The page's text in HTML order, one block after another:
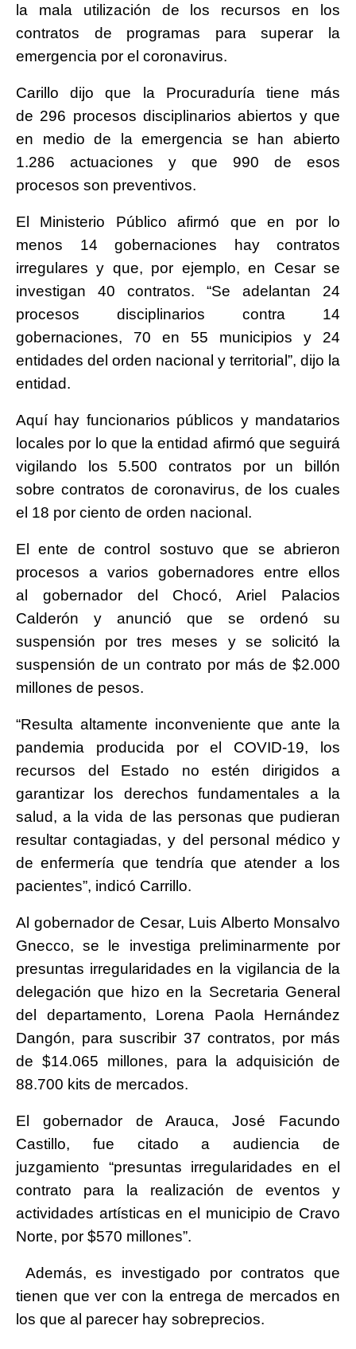
la mala utilización de los recursos en los
contratos de programas para superar la
emergencia por el coronavirus.
Carillo dijo que la Procuraduría tiene más
de 296 procesos disciplinarios abiertos y que
en medio de la emergencia se han abierto
1.286 actuaciones y que 990 de esos
procesos son preventivos.
El Ministerio Público afirmó que en por lo
menos 14 gobernaciones hay contratos
irregulares y que, por ejemplo, en Cesar se
investigan 40 contratos. “Se adelantan 24
procesos disciplinarios contra 14
gobernaciones, 70 en 55 municipios y 24
entidades del orden nacional y territorial”, dijo la
entidad.
Aquí hay funcionarios públicos y mandatarios
locales por lo que la entidad afirmó que seguirá
vigilando los 5.500 contratos por un billón
sobre contratos de coronavirus, de los cuales
el 18 por ciento de orden nacional.
El ente de control sostuvo que se abrieron
procesos a varios gobernadores entre ellos
al gobernador del Chocó, Ariel Palacios
Calderón y anunció que se ordenó su
suspensión por tres meses y se solicitó la
suspensión de un contrato por más de $2.000
millones de pesos.
“Resulta altamente inconveniente que ante la
pandemia producida por el COVID-19, los
recursos del Estado no estén dirigidos a
garantizar los derechos fundamentales a la
salud, a la vida de las personas que pudieran
resultar contagiadas, y del personal médico y
de enfermería que tendría que atender a los
pacientes”, indicó Carrillo.
Al gobernador de Cesar, Luis Alberto Monsalvo
Gnecco, se le investiga preliminarmente por
presuntas irregularidades en la vigilancia de la
delegación que hizo en la Secretaria General
del departamento, Lorena Paola Hernández
Dangón, para suscribir 37 contratos, por más
de $14.065 millones, para la adquisición de
88.700 kits de mercados.
El gobernador de Arauca, José Facundo
Castillo, fue citado a audiencia de
juzgamiento “presuntas irregularidades en el
contrato para la realización de eventos y
actividades artísticas en el municipio de Cravo
Norte, por $570 millones”.
Además, es investigado por contratos que
tienen que ver con la entrega de mercados en
los que al parecer hay sobreprecios.